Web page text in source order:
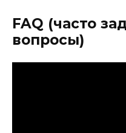
FAQ (часто
вопросы)